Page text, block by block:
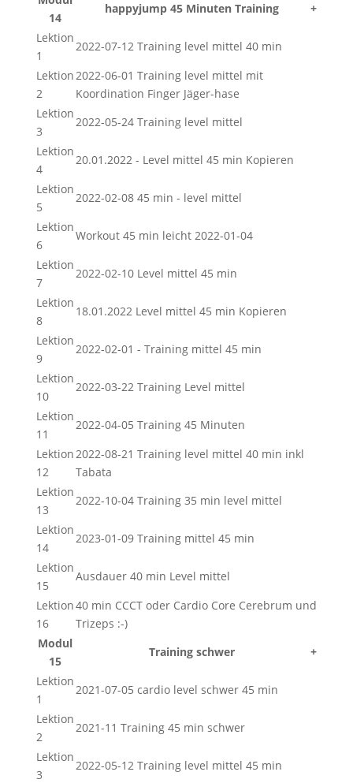
14
happyjump 45 Minuten Training
+
Lektion
1
2022-07-12 Training level mittel 40 min
Lektion
2
2022-06-01 Training level mittel mit
Koordination Finger Jäger-hase
Lektion
3
2022-05-24 Training level mittel
Lektion
4
20.01.2022 - Level mittel 45 min Kopieren
Lektion
5
2022-02-08 45 min - level mittel
Lektion
6
Workout 45 min leicht 2022-01-04
Lektion
7
2022-02-10 Level mittel 45 min
Lektion
8
18.01.2022 Level mittel 45 min Kopieren
Lektion
9
2022-02-01 - Training mittel 45 min
Lektion
10
2022-03-22 Training Level mittel
Lektion
11
2022-04-05 Training 45 Minuten
Lektion
12
2022-08-21 Training level mittel 40 min inkl
Tabata
Lektion
13
2022-10-04 Training 35 min level mittel
Lektion
14
2023-01-09 Training mittel 45 min
Lektion
15
Ausdauer 40 min Level mittel
Lektion
16
40 min CCCT oder Cardio Core Cerebrum und
Trizeps :-)
Modul
15
Training schwer
+
Lektion
1
2021-07-05 cardio level schwer 45 min
Lektion
2
2021-11 Training 45 min schwer
Lektion
3
2022-05-12 Training level mittel 45 min